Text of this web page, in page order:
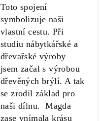
Toto spojení
symbolizuje naši
vlastní cestu. Při
studiu nábytkářské a
dřevařské výroby
jsem začal s výrobou
dřevěných brýlí. A tak
se zrodil základ pro
naši dílnu. Magda
zase vnímala krásu